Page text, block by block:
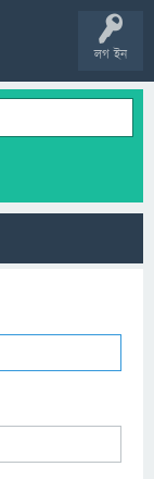
লগ ইন